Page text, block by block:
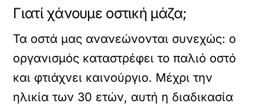
Γιατί χάνουμε οστική μάζα;
Τα οστά μας ανανεώνονται συνεχώς: ο
οργανισμός καταστρέφει το παλιό οστό
και φτιάχνει καινούργιο. Μέχρι την
ηλικία των 30 ετών, αυτή η διαδικασία